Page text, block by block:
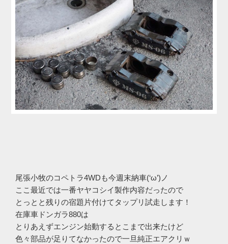
尾張小牧のコペトラ4WDも今週末納車(‘ω’)ノ
ここ最近では一番ヤヤコシイ製作内容だったので
とっとと残りの宿題片付けてタップリ試走します！
在庫車ドンガラ880は
とりあえずエンジン始動するとこまで出来たけど
色々部品が足りてなかったので一旦純正エアクリｗ